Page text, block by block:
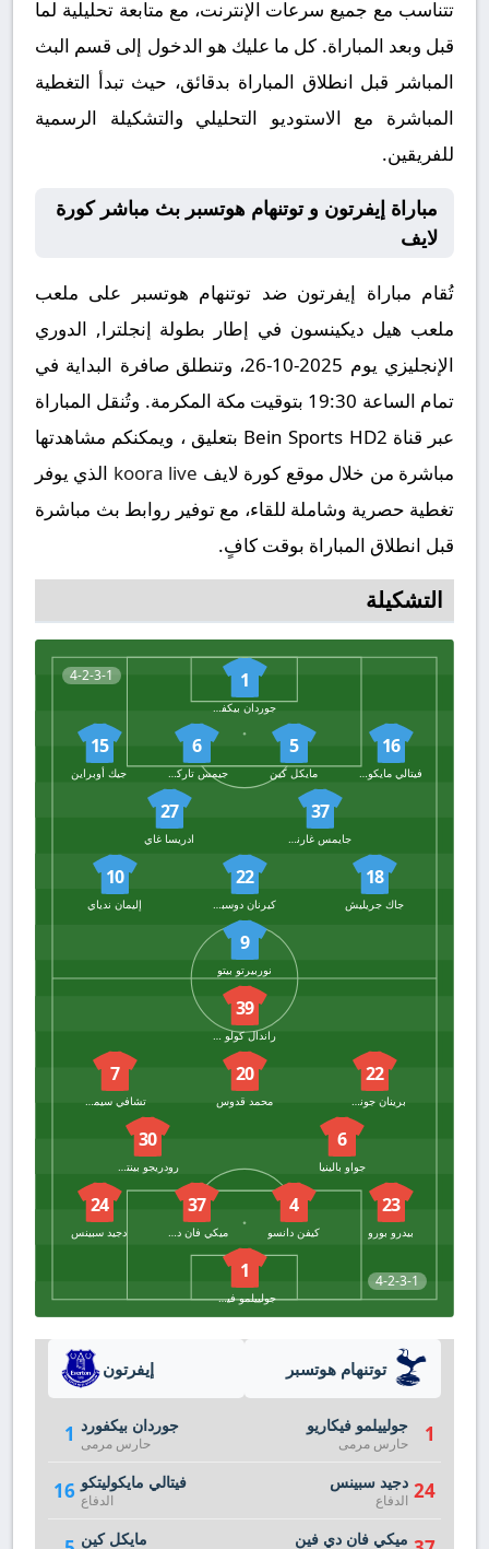
تتناسب مع جميع سرعات الإنترنت، مع متابعة تحليلية لما
قبل وبعد المباراة. كل ما عليك هو الدخول إلى قسم البث
المباشر قبل انطلاق المباراة بدقائق، حيث تبدأ التغطية
المباشرة مع الاستوديو التحليلي والتشكيلة الرسمية
للفريقين.
مباراة إيفرتون و توتنهام هوتسبر بث مباشر كورة
لايف
تُقام مباراة إيفرتون ضد توتنهام هوتسبر على ملعب
ملعب هيل ديكينسون في إطار بطولة إنجلترا, الدوري
الإنجليزي يوم 2025-10-26، وتنطلق صافرة البداية في
تمام الساعة 19:30 بتوقيت مكة المكرمة. وتُنقل المباراة
عبر قناة Bein Sports HD2 بتعليق ، ويمكنكم مشاهدتها
مباشرة من خلال موقع كورة لايف koora live الذي يوفر
تغطية حصرية وشاملة للقاء، مع توفير روابط بث مباشرة
قبل انطلاق المباراة بوقت كافٍ.
التشكيلة
4-2-3-1 1
جوردان بيكفورد
16
فيتالي مايكوليتكو
5
مايكل كين
6
جيمس تاركوفسكي
15
جيك أوبراين
37
جايمس غارنير
27
ادريسا غاي
18
جاك جريليش
22
كيرنان دوسبري-هال
10
إليمان ندياي
9
نوربيرتو بيتو
4-2-3-1
39
راندال كولو مواني
22
برينان جونسون
20
محمد قدوس
7
تشافي سيمونز
6
جواو بالينيا
30
رودريجو بينتانكور
23
بيدرو بورو
4
كيفن دانسو
37
ميكي فان دي فين
24
دجيد سبينس
1
جولييلمو فيكاريو
إيفرتون
1 جوردان بيكفورد
حارس مرمى
16 فيتالي مايكوليتكو
الدفاع
مايكل كين
توتنهام هوتسبر
1 جولييلمو فيكاريو
حارس مرمى
24 دجيد سبينس
الدفاع
ميكي فان دي فين